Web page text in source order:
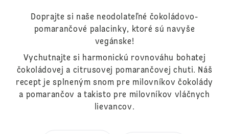
Doprajte si naše neodolateľné čokoládovo-
pomarančové palacinky, ktoré sú navyše
vegánske!
Vychutnajte si harmonickú rovnováhu bohatej
čokoládovej a citrusovej pomarančovej chuti. Náš
recept je splneným snom pre milovníkov čokolády
a pomarančov a takisto pre milovníkov vláčnych
lievancov.